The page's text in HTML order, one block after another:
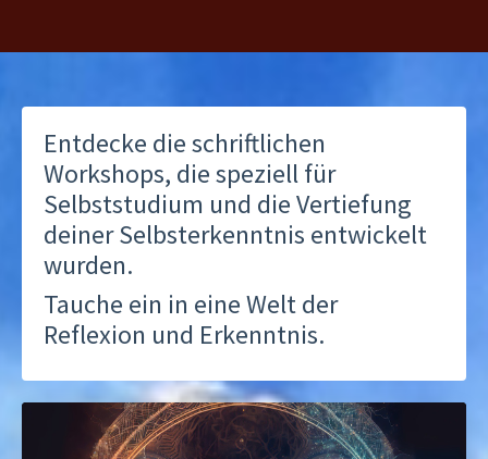
Entdecke die schriftlichen
Workshops, die speziell für
Selbststudium und die Vertiefung
deiner Selbsterkenntnis entwickelt
wurden.
Tauche ein in eine Welt der
Reflexion und Erkenntnis.